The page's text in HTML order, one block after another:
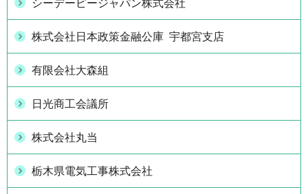
シーデーピージャパン株式会社
株式会社日本政策金融公庫 宇都宮支店
有限会社大森組
日光商工会議所
株式会社丸当
栃木県電気工事株式会社